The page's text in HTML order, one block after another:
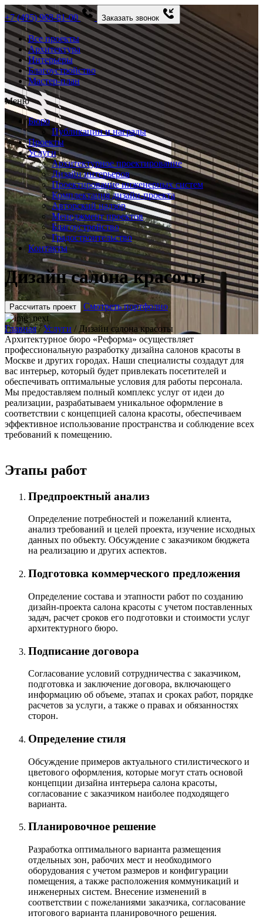
+7 (495) 968-81-00 Заказать звонок
Все проекты
Архитектура
Интерьеры
Благоустройство
Мастер-план
Меню
Бюро
Публикации и награды
Проекты
Услуги
Архитектурное проектирование
Дизайн интерьеров
Проектирование инженерных систем
Комплектация дизайн-проекта
Авторский надзор
Менеджмент проектов
Благоустройство
Градостроительство
Контакты
Дизайн салона красоты
Рассчитать проект Смотреть портфолио
Главная /Услуги / Дизайн салона красоты
Архитектурное бюро «Реформа» осуществляет
профессиональную разработку дизайна салонов красоты в
Москве и других городах. Наши специалисты создадут для
вас интерьер, который будет привлекать посетителей и
обеспечивать оптимальные условия для работы персонала.
Мы предоставляем полный комплекс услуг от идеи до
реализации, разрабатываем уникальное оформление в
соответствии с концепцией салона красоты, обеспечиваем
эффективное использование пространства и соблюдение всех
требований к помещению.
Этапы работ
Предпроектный анализ
Определение потребностей и пожеланий клиента,
анализ требований и целей проекта, изучение исходных
данных по объекту. Обсуждение с заказчиком бюджета
на реализацию и других аспектов.
Подготовка коммерческого предложения
Определение состава и этапности работ по созданию
дизайн-проекта салона красоты с учетом поставленных
задач, расчет сроков его подготовки и стоимости услуг
архитектурного бюро.
Подписание договора
Согласование условий сотрудничества с заказчиком,
подготовка и заключение договора, включающего
информацию об объеме, этапах и сроках работ, порядке
расчетов за услуги, а также о правах и обязанностях
сторон.
Определение стиля
Обсуждение примеров актуального стилистического и
цветового оформления, которые могут стать основой
концепции дизайна интерьера салона красоты,
согласование с заказчиком наиболее подходящего
варианта.
Планировочное решение
Разработка оптимального варианта размещения
отдельных зон, рабочих мест и необходимого
оборудования с учетом размеров и конфигурации
помещения, а также расположения коммуникаций и
инженерных систем. Внесение изменений в
соответствии с пожеланиями заказчика, согласование
итогового варианта планировочного решения.